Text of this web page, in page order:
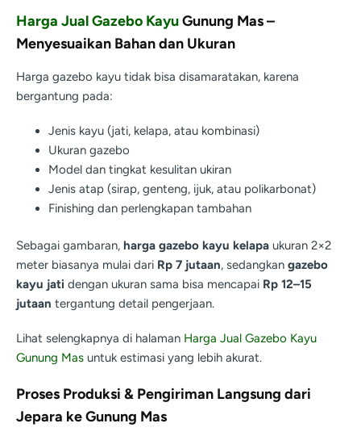
Harga Jual Gazebo KayuGunung Mas –
Menyesuaikan Bahan dan Ukuran
Harga gazebo kayu tidak bisa disamaratakan, karena
bergantung pada:
Jenis kayu (jati, kelapa, atau kombinasi)
Ukuran gazebo
Model dan tingkat kesulitan ukiran
Jenis atap (sirap, genteng, ijuk, atau polikarbonat)
Finishing dan perlengkapan tambahan
Sebagai gambaran, harga gazebo kayu kelapa ukuran 2×2
meter biasanya mulai dari Rp 7 jutaan, sedangkan gazebo
kayu jati dengan ukuran sama bisa mencapai Rp 12–15
jutaan tergantung detail pengerjaan.
Lihat selengkapnya di halaman Harga Jual Gazebo Kayu
Gunung Mas untuk estimasi yang lebih akurat.
Proses Produksi & Pengiriman Langsung dari
Jepara ke Gunung Mas